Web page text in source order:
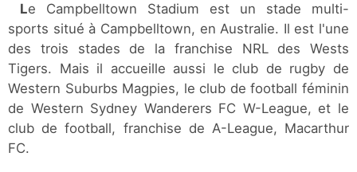
Le Campbelltown Stadium est un stade multi-
sports situé à Campbelltown, en Australie. Il est l'une
des trois stades de la franchise NRL des Wests
Tigers. Mais il accueille aussi le club de rugby de
Western Suburbs Magpies, le club de football féminin
de Western Sydney Wanderers FC W-League, et le
club de football, franchise de A-League, Macarthur
FC.